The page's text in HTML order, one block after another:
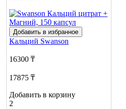
Добавить в избранное
Кальций Swanson
16300 ₸
17875 ₸
Добавить в корзину
2